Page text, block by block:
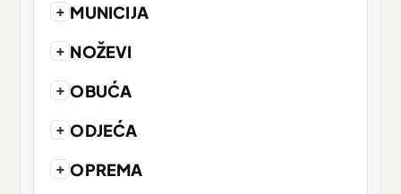
+ MUNICIJA
+ NOŽEVI
+ OBUĆA
+ ODJEĆA
+ OPREMA